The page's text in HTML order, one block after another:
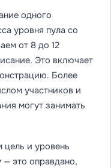
одного
уровня пула со
от 8 до 12
Это включает
Более
участников и
могут занимать
цель и уровень
— это оправдано,